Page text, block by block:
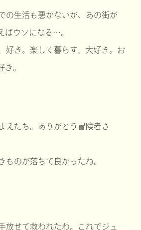
の生活も悪かないが、あの街が
ばウソになる…。
好き。楽しく暮らす、大好き。お
き。
えたち。ありがとう冒険者さ
ものが落ちて良かったね。
放せて救われたわ。これでジュ